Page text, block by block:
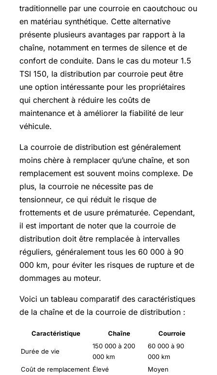
traditionnelle par une courroie en caoutchouc ou
en matériau synthétique. Cette alternative
présente plusieurs avantages par rapport à la
chaîne, notamment en termes de silence et de
confort de conduite. Dans le cas du moteur 1.5
TSI 150, la distribution par courroie peut être
une option intéressante pour les propriétaires
qui cherchent à réduire les coûts de
maintenance et à améliorer la fiabilité de leur
véhicule.
La courroie de distribution est généralement
moins chère à remplacer qu’une chaîne, et son
remplacement est souvent moins complexe. De
plus, la courroie ne nécessite pas de
tensionneur, ce qui réduit le risque de
frottements et de usure prématurée. Cependant,
il est important de noter que la courroie de
distribution doit être remplacée à intervalles
réguliers, généralement tous les 60 000 à 90
000 km, pour éviter les risques de rupture et de
dommages au moteur.
Voici un tableau comparatif des caractéristiques
de la chaîne et de la courroie de distribution :
Caractéristique Chaîne Courroie
Durée de vie
150 000 à 200
000 km
60 000 à 90
000 km
Coût de remplacement Élevé
Moyen